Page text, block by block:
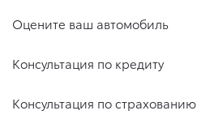
Оцените ваш автомобиль
Консультация по кредиту
Консультация по страхованию